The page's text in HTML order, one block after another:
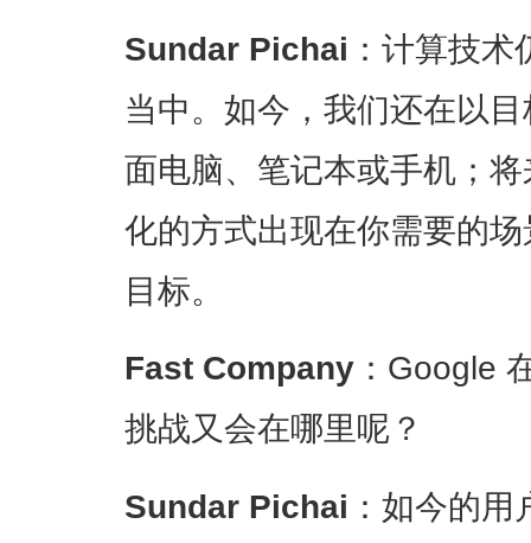
Sundar Pichai ：计算技
当中。如今，我们还在以
面电脑、笔记本或手机；
化的方式出现在你需要的
目标。
Fast Company ：Google
挑战又会在哪里呢？
Sundar Pichai ：如今的